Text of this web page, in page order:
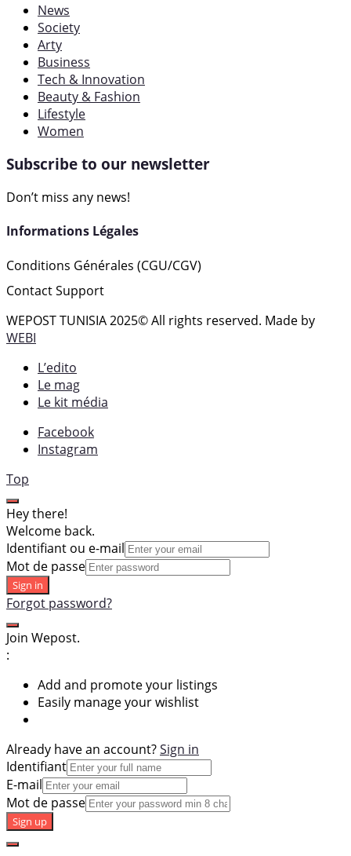
News
Society
Arty
Business
Tech & Innovation
Beauty & Fashion
Lifestyle
Women
Subscribe to our newsletter
Don’t miss any news!
Informations Légales
Conditions Générales (CGU/CGV)
Contact Support
WEPOST TUNISIA 2025© All rights reserved. Made by
WEBI
L’edito
Le mag
Le kit média
Facebook
Instagram
Top
Hey there!
Welcome back.
Identifiant ou e-mail
Mot de passe
Sign in
Forgot password?
Join Wepost.
:
Add and promote your listings
Easily manage your wishlist
Already have an account?Sign in
Identifiant
E-mail
Mot de passe
Sign up